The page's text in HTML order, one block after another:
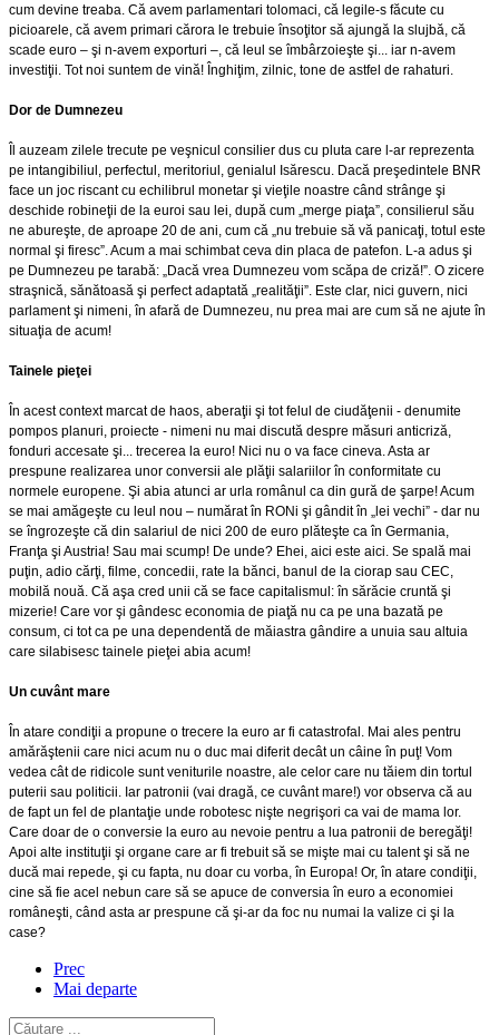
cum devine treaba. Că avem parlamentari tolomaci, că legile-s făcute cu
picioarele, că avem primari cărora le trebuie însoţitor să ajungă la slujbă, că
scade euro – şi n-avem exporturi –, că leul se îmbârzoieşte şi... iar n-avem
investiţii. Tot noi suntem de vină! Înghiţim, zilnic, tone de astfel de rahaturi.
Dor de Dumnezeu
Îl auzeam zilele trecute pe veşnicul consilier dus cu pluta care l-ar reprezenta
pe intangibiliul, perfectul, meritoriul, genialul Isărescu. Dacă preşedintele BNR
face un joc riscant cu echilibrul monetar şi vieţile noastre când strânge şi
deschide robineţii de la euroi sau lei, după cum „merge piaţa”, consilierul său
ne abureşte, de aproape 20 de ani, cum că „nu trebuie să vă panicaţi, totul este
normal şi firesc”. Acum a mai schimbat ceva din placa de patefon. L-a adus şi
pe Dumnezeu pe tarabă: „Dacă vrea Dumnezeu vom scăpa de criză!”. O zicere
straşnică, sănătoasă şi perfect adaptată „realităţii”. Este clar, nici guvern, nici
parlament şi nimeni, în afară de Dumnezeu, nu prea mai are cum să ne ajute în
situaţia de acum!
Tainele pieţei
În acest context marcat de haos, aberaţii şi tot felul de ciudăţenii - denumite
pompos planuri, proiecte - nimeni nu mai discută despre măsuri anticriză,
fonduri accesate şi... trecerea la euro! Nici nu o va face cineva. Asta ar
prespune realizarea unor conversii ale plăţii salariilor în conformitate cu
normele europene. Şi abia atunci ar urla românul ca din gură de şarpe! Acum
se mai amăgeşte cu leul nou – numărat în RONi şi gândit în „lei vechi” - dar nu
se îngrozeşte că din salariul de nici 200 de euro plăteşte ca în Germania,
Franţa şi Austria! Sau mai scump! De unde? Ehei, aici este aici. Se spală mai
puţin, adio cărţi, filme, concedii, rate la bănci, banul de la ciorap sau CEC,
mobilă nouă. Că aşa cred unii că se face capitalismul: în sărăcie cruntă şi
mizerie! Care vor şi gândesc economia de piaţă nu ca pe una bazată pe
consum, ci tot ca pe una dependentă de măiastra gândire a unuia sau altuia
care silabisesc tainele pieţei abia acum!
Un cuvânt mare
În atare condiţii a propune o trecere la euro ar fi catastrofal. Mai ales pentru
amărăştenii care nici acum nu o duc mai diferit decât un câine în puţ! Vom
vedea cât de ridicole sunt veniturile noastre, ale celor care nu tăiem din tortul
puterii sau politicii. Iar patronii (vai dragă, ce cuvânt mare!) vor observa că au
de fapt un fel de plantaţie unde robotesc nişte negrişori ca vai de mama lor.
Care doar de o conversie la euro au nevoie pentru a lua patronii de beregăţi!
Apoi alte instituţii şi organe care ar fi trebuit să se mişte mai cu talent şi să ne
ducă mai repede, şi cu fapta, nu doar cu vorba, în Europa! Or, în atare condiţii,
cine să fie acel nebun care să se apuce de conversia în euro a economiei
româneşti, când asta ar prespune că şi-ar da foc nu numai la valize ci şi la
case?
Prec
Mai departe